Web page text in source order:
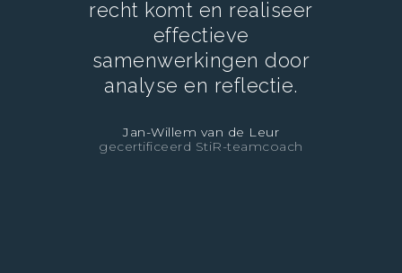
recht komt en realiseer
effectieve
samenwerkingen door
analyse en reflectie.
Jan-Willem van de Leur
gecertificeerd StiR-teamcoach